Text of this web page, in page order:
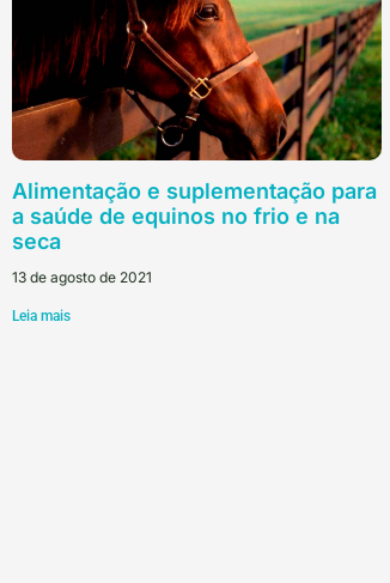
Alimentação e suplementação para
a saúde de equinos no frio e na
seca
13 de agosto de 2021
Leia mais